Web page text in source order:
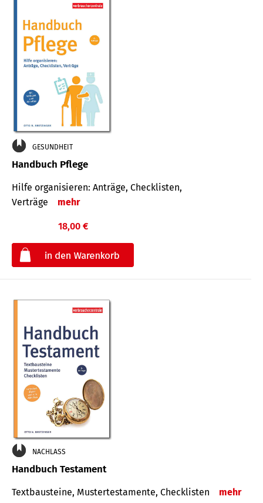
GESUNDHEIT
Handbuch Pflege
Hilfe organisieren: Anträge, Checklisten,
Verträge
mehr
18,00 €
NACHLASS
Handbuch Testament
Textbausteine, Mustertestamente, Checklisten mehr